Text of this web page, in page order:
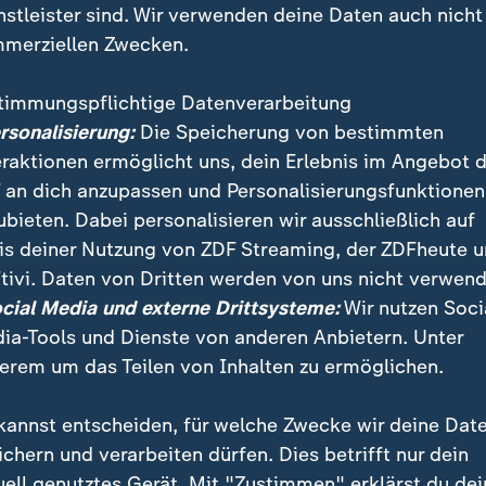
rund um die Rahmenvereinbarung, auf die sich
Und es gibt weiterhin viele Unklarheiten – zum
Iran.
sind. Wir verwenden deine Daten auch nicht
Zwecken.
Datenverarbeitung
Die Speicherung von bestimmten
ermöglicht uns, dein Erlebnis im Angebot
an dich anzupassen und Personalisierungsfunktionen
Dabei personalisieren wir ausschließlich auf
deiner Nutzung von ZDF Streaming, der ZDFheute
Daten von Dritten werden von uns nicht
Media und externe Drittsysteme:Wir nutzen
Tools und Dienste von anderen Anbietern. Unter
um das Teilen von Inhalten zu ermöglichen.
entscheiden, für welche Zwecke wir deine
und verarbeiten dürfen. Dies betrifft nur dein